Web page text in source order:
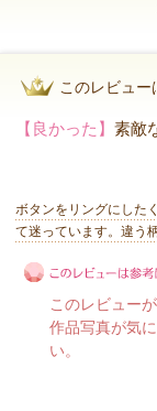
このレビュー
【良かった】 素敵
ボタンをリングにした
て迷っています。違う
このレビュー
作品写真が気
い。